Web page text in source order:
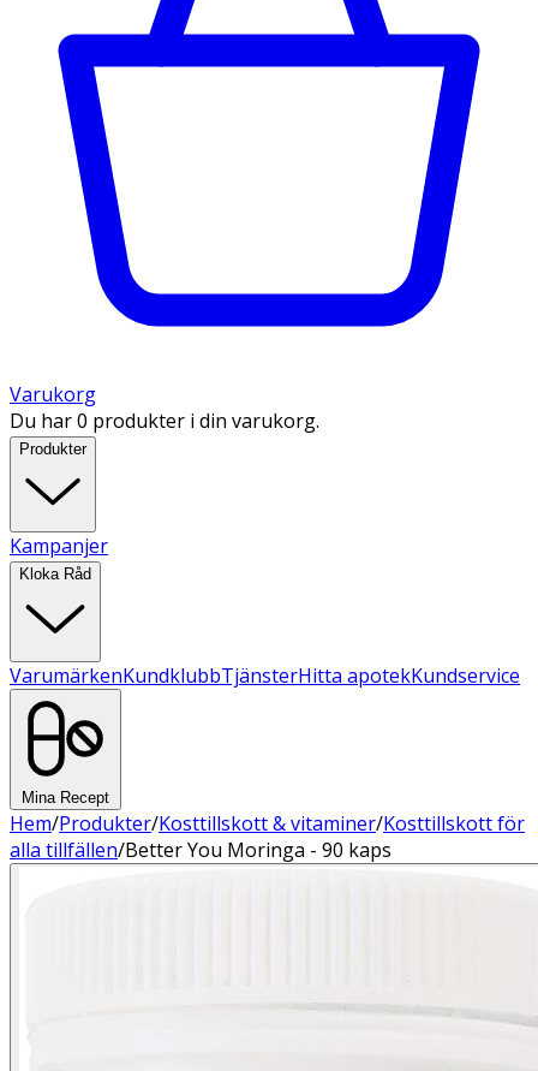
Varukorg
Du har 0 produkter i din varukorg.
Produkter
Kampanjer
Kloka Råd
VarumärkenKundklubbTjänsterHitta apotekKundservice
Mina Recept
Hem/Produkter/Kosttillskott & vitaminer/Kosttillskott för
alla tillfällen/Better You Moringa - 90 kaps